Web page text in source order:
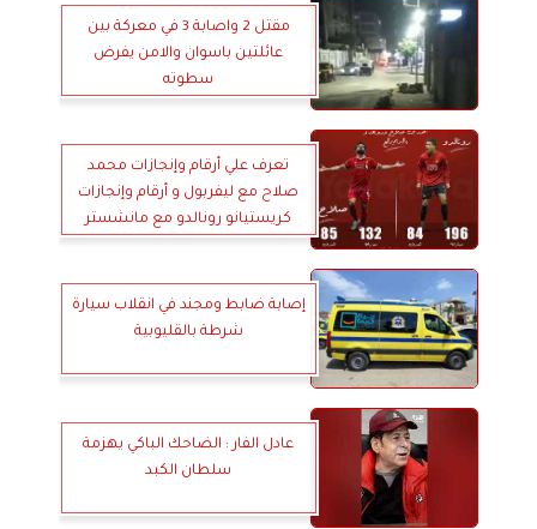
مقتل 2 واصابة 3 في معركة بين
عائلتين باسوان والامن يفرض
سطوته
تعرف علي أرقام وإنجازات محمد
صلاح مع ليفربول و أرقام وإنجازات
كريستيانو رونالدو مع مانشستر
إصابة ضابط ومجند في انقلاب سيارة
شرطة بالقليوبية
عادل الفار : الضاحك الباكي يهزمة
سلطان الكبد